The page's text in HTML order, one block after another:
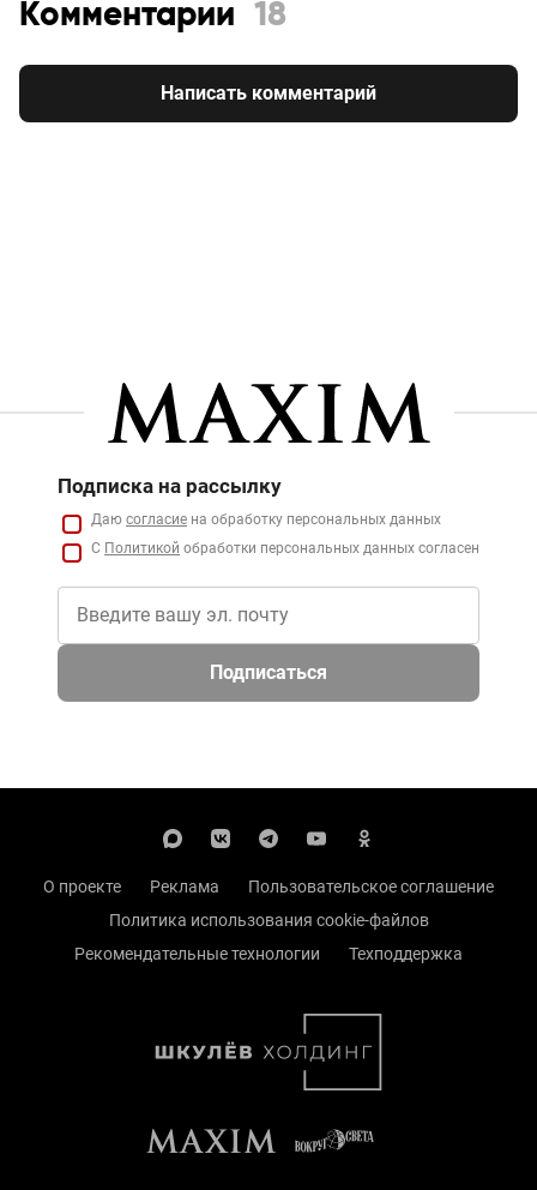
Комментарии 18
Написать комментарий
Подписка на рассылку
Даю согласие на обработку персональных данных
С Политикой обработки персональных данных согласен
Подписаться
О проекте Реклама
Пользовательское соглашение
Политика использования cookie-файлов
Рекомендательные технологии
Техподдержка